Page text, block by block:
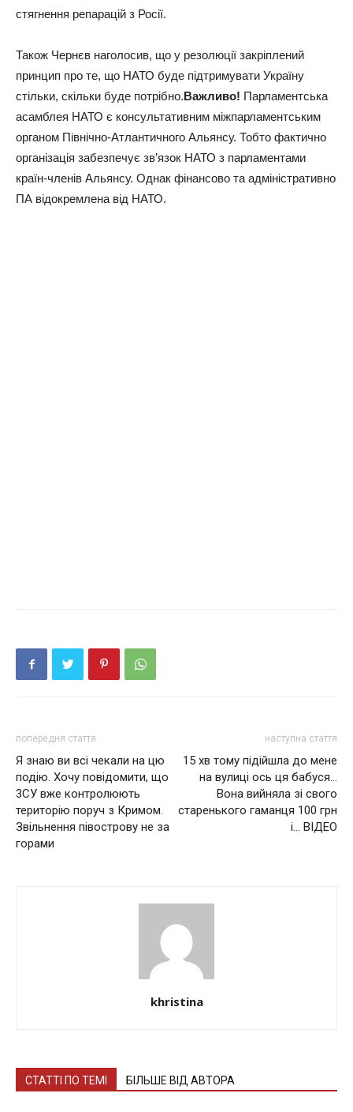
стягнення репарацій з Росії.
Також Чернєв наголосив, що у резолюції закріплений
принцип про те, що НАТО буде підтримувати Україну
стільки, скільки буде потрібно.Важливо! Парламентська
асамблея НАТО є консультативним міжпарламентським
органом Північно-Атлантичного Альянсу. Тобто фактично
організація забезпечує зв’язок НАТО з парламентами
країн-членів Альянсу. Однак фінансово та адміністративно
ПА відокремлена від НАТО.
попередня стаття
Я знаю ви всі чекали на цю
подію. Хочу повідомити, що
3СУ вже контролюють
територію поруч з Кримом.
Звільнення півострову не за
горами
наступна стаття
15 хв тому підійшла до мене
на вулиці ось ця бабуся…
Вона вийняла зі свого
старенького гаманця 100 грн
і… ВІДЕО
khristina
СТАТТІ ПО ТЕМІ БІЛЬШЕ ВІД АВТОРА